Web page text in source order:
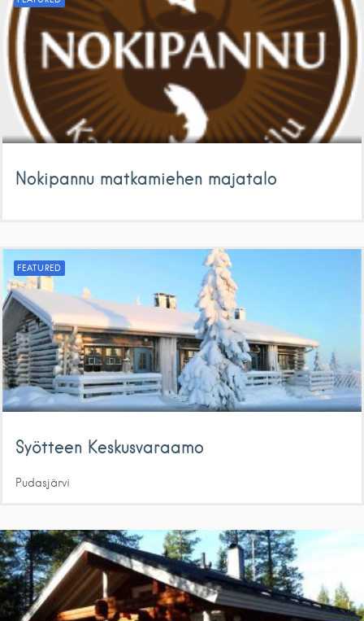
Nokipannu matkamiehen majatalo
FEATURED
Syötteen Keskusvaraamo
Pudasjärvi